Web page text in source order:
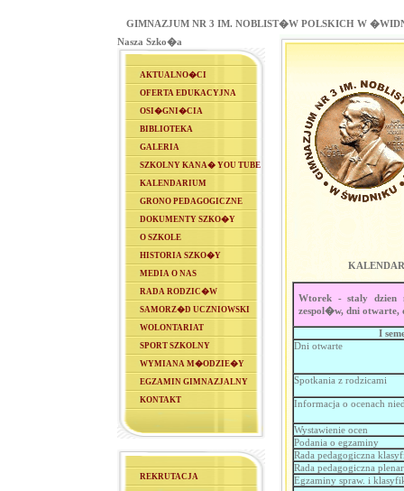
GIMNAZJUM NR 3 IM. NOBLIST�W POLSKICH W
Nasza Szko�a
AKTUALNO�CI
OFERTA EDUKACYJNA
OSI�GNI�CIA
BIBLIOTEKA
GALERIA
SZKOLNY KANA� YOU TUBE
KALENDARIUM
GRONO PEDAGOGICZNE
DOKUMENTY SZKO�Y
O SZKOLE
HISTORIA SZKO�Y
MEDIA O NAS
RADA RODZIC�W
SAMORZ�D UCZNIOWSKI
WOLONTARIAT
SPORT SZKOLNY
WYMIANA M�ODZIE�Y
EGZAMIN GIMNAZJALNY
KONTAKT
REKRUTACJA
Wtorek - staly dzien
zespol�w, dni otwarte,
I
Dni otwarte
Spotkania z rodzicami
Informacja o ocenach
Wystawienie ocen
Podania o egzaminy
Rada pedagogiczna
Rada pedagogiczna
Egzaminy spraw. i